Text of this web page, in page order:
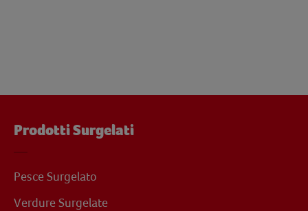
Prodotti Surgelati
Pesce Surgelato
Verdure Surgelate